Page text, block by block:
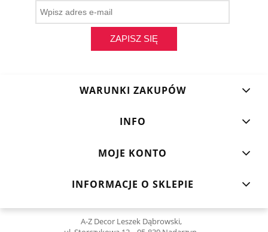
ZAPISZ SIĘ
WARUNKI ZAKUPÓW
INFO
MOJE KONTO
INFORMACJE O SKLEPIE
A-Z Decor Leszek Dąbrowski,